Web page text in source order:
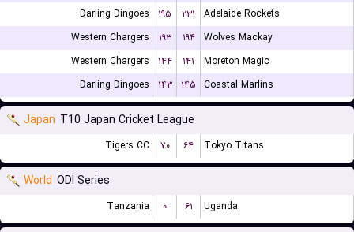
Darling Dingoes
۱۹۵ ۲۳۱
Adelaide Rockets
Western Chargers
۱۹۳ ۱۹۴
Wolves Mackay
Western Chargers
۱۴۴ ۱۴۱
Moreton Magic
Darling Dingoes
۱۴۳ ۱۴۵ Coastal Marlins
Japan T10 Japan Cricket League
Tigers CC ۷۰ ۶۴ Tokyo Titans
World ODI Series
Tanzania ۰ ۶۱ Uganda